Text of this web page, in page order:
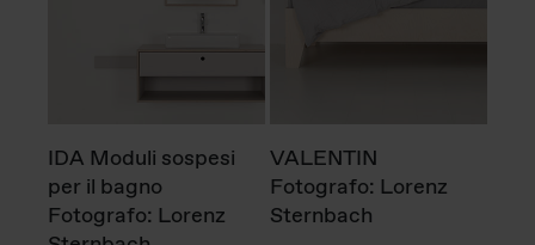
IDA Moduli sospesi
per il bagno
Fotografo: Lorenz
VALENTIN
Fotografo: Lorenz
Sternbach